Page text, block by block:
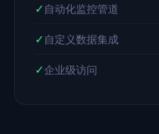
✓ 自动化监控管道
✓ 自定义数据集成
✓企业级访问